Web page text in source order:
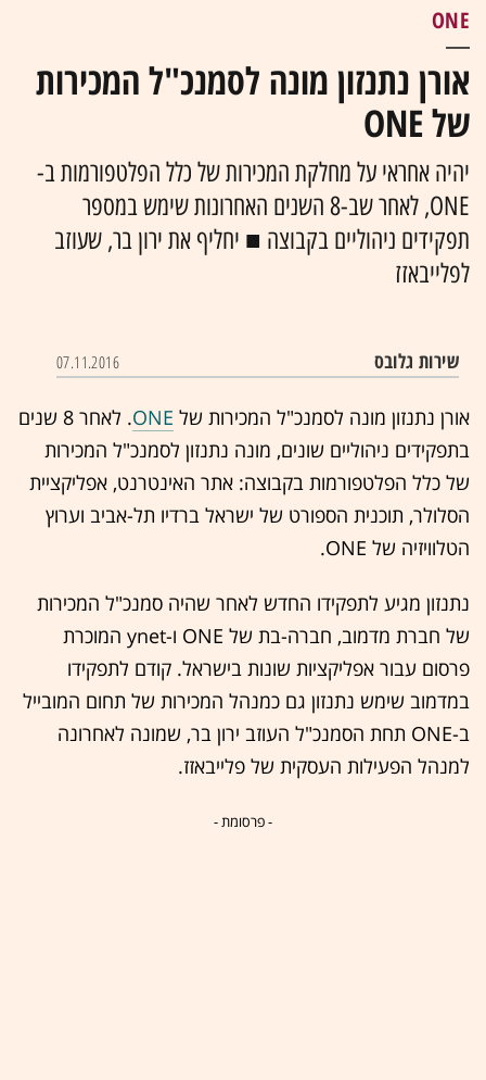
ONE
אורן נתנזון מונה לסמנכ"ל המכירות
של ONE
יהיה אחראי על מחלקת המכירות של כלל הפלטפורמות ב-
ONE, לאחר שב-8 השנים האחרונות שימש במספר
תפקידים ניהוליים בקבוצה ■ יחליף את ירון בר, שעוזב
לפלייבאזז
שירות גלובס 07.11.2016
אורן נתנזון מונה לסמנכ"ל המכירות של ONE
. לאחר 8 שנים
בתפקידים ניהוליים שונים, מונה נתנזון לסמנכ"ל המכירות
של כלל הפלטפורמות בקבוצה: אתר האינטרנט, אפליקציית
הסלולר, תוכנית הספורט של ישראל ברדיו תל-אביב וערוץ
הטלוויזיה של ONE.
נתנזון מגיע לתפקידו החדש לאחר שהיה סמנכ"ל המכירות
של חברת מדמוב, חברה-בת של ONE ו-ynet המוכרת
פרסום עבור אפליקציות שונות בישראל. קודם לתפקידו
במדמוב שימש נתנזון גם כמנהל המכירות של תחום המובייל
ב-ONE תחת הסמנכ"ל העוזב ירון בר, שמונה לאחרונה
למנהל הפעילות העסקית של פלייבאזז.
- פרסומת -